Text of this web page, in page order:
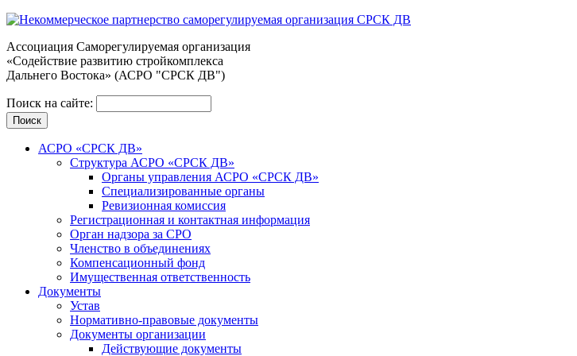
Ассоциация Cаморегулируемая организация
«Содействие развитию стройкомплекса
Дальнего Востока» (АСРО "СРСК ДВ")
Поиск на сайте:
АСРО «СРСК ДВ»
Структура АСРО «СРСК ДВ»
Органы управления АСРО «СРСК ДВ»
Специализированные органы
Ревизионная комиссия
Регистрационная и контактная информация
Орган надзора за СРО
Членство в объединениях
Компенсационный фонд
Имущественная ответственность
Документы
Устав
Нормативно-правовые документы
Документы организации
Действующие документы